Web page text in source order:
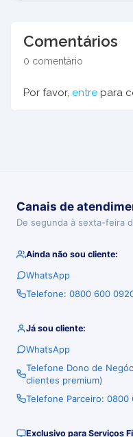
Comentários
0 comentário
Por favor, entre para
Canais de
De segunda à sexta-feira
Ainda não sou cliente:
WhatsApp
Telefone: 0800 600
Já sou cliente:
WhatsApp
Telefone Dono de
clientes premium)
Telefone Parceiro: 0800
Exclusivo para Serviços